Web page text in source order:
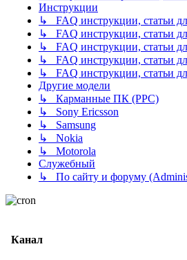
Инструкции
↳ FAQ инструкции, статьи
↳ FAQ инструкции, статьи
↳ FAQ инструкции, статьи
↳ FAQ инструкции, статьи
↳ FAQ инструкции, статьи
Другие модели
↳ Карманные ПК (PPC)
↳ Sony Ericsson
↳ Samsung
↳ Nokia
↳ Motorola
Служебный
↳ По сайту и форуму
Канал